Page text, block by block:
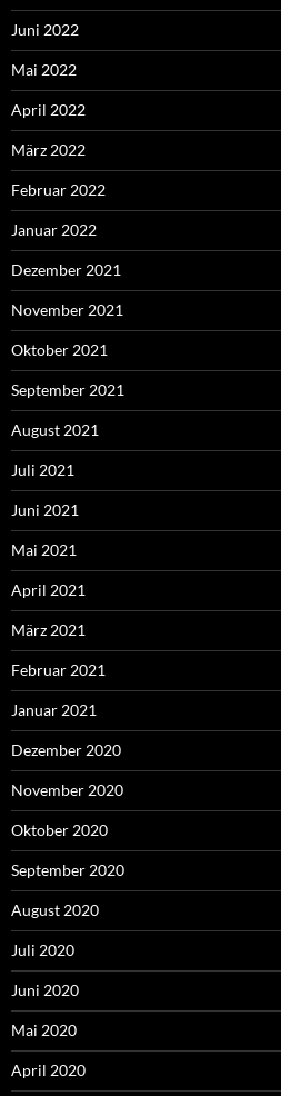
Juni 2022
Mai 2022
April 2022
März 2022
Februar 2022
Januar 2022
Dezember 2021
November 2021
Oktober 2021
September 2021
August 2021
Juli 2021
Juni 2021
Mai 2021
April 2021
März 2021
Februar 2021
Januar 2021
Dezember 2020
November 2020
Oktober 2020
September 2020
August 2020
Juli 2020
Juni 2020
Mai 2020
April 2020